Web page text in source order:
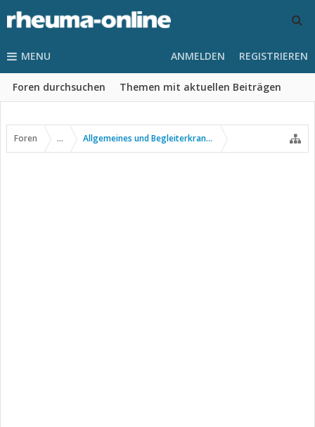
MENU
Foren durchsuchen Themen mit aktuellen Beiträgen
ANMELDEN REGISTRIEREN
Foren ... Allgemeines und Begleiterkrankungen